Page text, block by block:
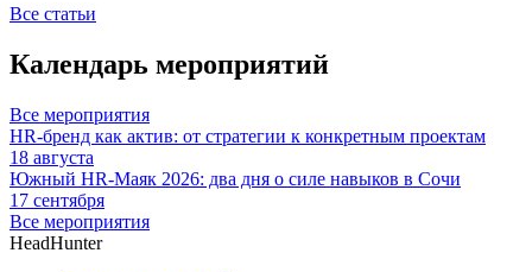
Все статьи
Календарь мероприятий
Все мероприятия
HR-бренд как актив: от стратегии к конкретным проектам
18 августа
Южный HR-Маяк 2026: два дня о силе навыков в Сочи
17 сентября
Все мероприятия
HeadHunter